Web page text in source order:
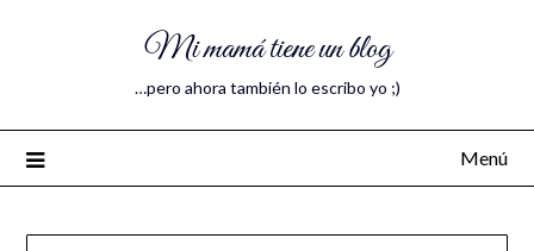
Mi mamá tiene un blog
…pero ahora también lo escribo yo ;)
Menú